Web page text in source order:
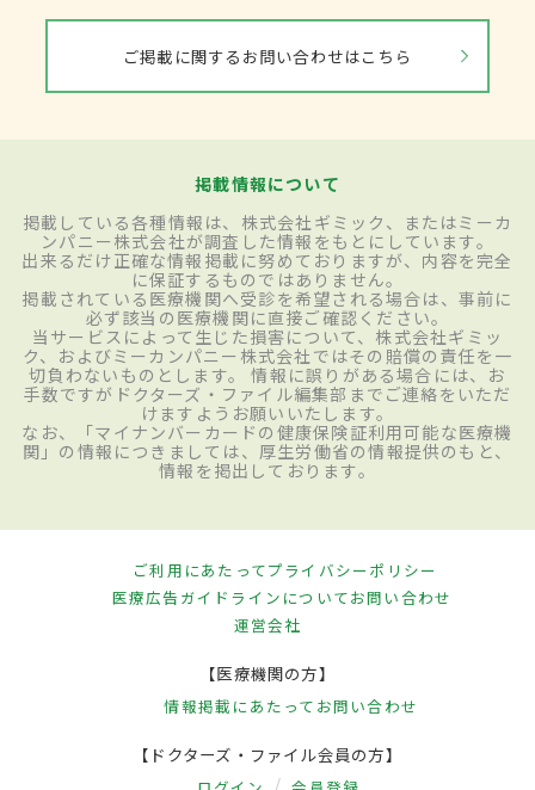
ご掲載に関するお問い合わせはこちら
掲載情報について
掲載している各種情報は、株式会社ギミック、またはミーカ
ンパニー株式会社が調査した情報をもとにしています。
出来るだけ正確な情報掲載に努めておりますが、内容を完全
に保証するものではありません。
掲載されている医療機関へ受診を希望される場合は、事前に
必ず該当の医療機関に直接ご確認ください。
当サービスによって生じた損害について、株式会社ギミッ
ク、およびミーカンパニー株式会社ではその賠償の責任を一
切負わないものとします。 情報に誤りがある場合には、お
手数ですがドクターズ・ファイル編集部までご連絡をいただ
けますようお願いいたします。
なお、「マイナンバーカードの健康保険証利用可能な医療機
関」の情報につきましては、厚生労働省の情報提供のもと、
情報を掲出しております。
ご利用にあたってプライバシーポリシー
医療広告ガイドラインについてお問い合わせ
運営会社
【医療機関の方】
情報掲載にあたって お問い合わせ
【ドクターズ・ファイル会員の方】